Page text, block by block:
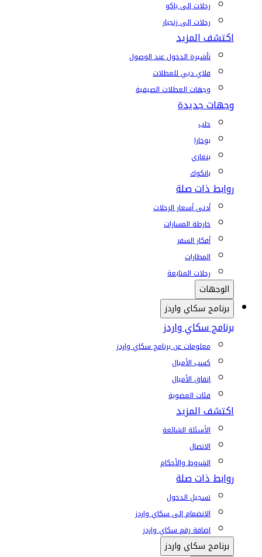
رحلات إلى باكو
رحلات إلى زنجبار
اكتشف المزيد
تأشيرة الدخول عند الوصول
فلاي دبي للعطلات
وجهات العطلات الصيفية
وجهات جديدة
حلب
بوخارا
بنغازي
بانكوك
روابط ذات صلة
أدنى أسعار الرحلات
خارطة المسارات
أفكار السفر
المطارات
رحلات المتابعة
الوجهات
برنامج سكاي واردز
برنامج سكاي واردز
معلومات عن برنامج سكاي واردز
كسب الأميال
إنفاق الأميال
فئات العضوية
اكتشف المزيد
الأسئلة الشائعة
الاتصال
الشروط والأحكام
روابط ذات صلة
تسجيل الدخول
الانضمام إلى سكاي واردز
إضافة رقم سكاي واردز
برنامج سكاي واردز